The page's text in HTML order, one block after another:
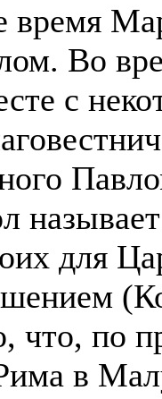
Во
с
для
что, по
в